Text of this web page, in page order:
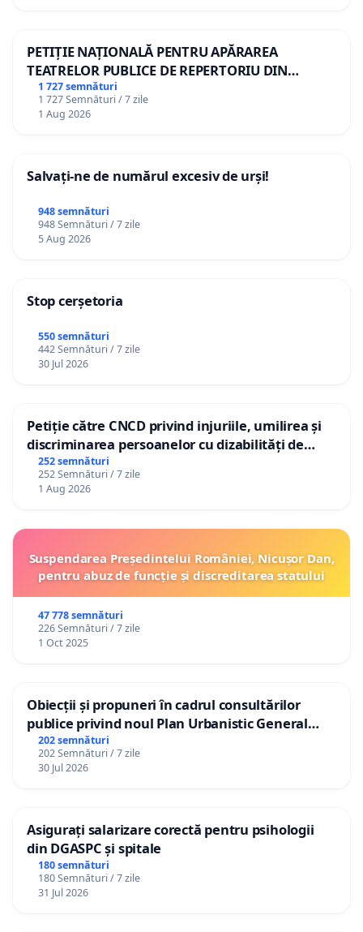
PETIȚIE NAȚIONALĂ PENTRU APĂRAREA
TEATRELOR PUBLICE DE REPERTORIU DIN
ROMÂNIA
1 727 semnături
1 727 Semnături / 7 zile
1 Aug 2026
Salvați-ne de numărul excesiv de urși!
948 semnături
948 Semnături / 7 zile
5 Aug 2026
Stop cerșetoria
550 semnături
442 Semnături / 7 zile
30 Jul 2026
Petiție către CNCD privind injuriile, umilirea și
discriminarea persoanelor cu dizabilități de
către utilizatorul TikTok „Gorici”
252 semnături
252 Semnături / 7 zile
1 Aug 2026
Suspendarea Președintelui României, Nicușor Dan,
pentru abuz de funcție și discreditarea statului
47 778 semnături
226 Semnături / 7 zile
1 Oct 2025
Obiecții și propuneri în cadrul consultărilor
publice privind noul Plan Urbanistic General
(PUG) Ialoveni
202 semnături
202 Semnături / 7 zile
30 Jul 2026
Asigurați salarizare corectă pentru psihologii
din DGASPC și spitale
180 semnături
180 Semnături / 7 zile
31 Jul 2026